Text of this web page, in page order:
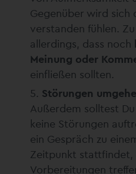
Gegenüber wird sich
verstanden fühlen.
allerdings, dass noch
Meinung oder
einfließen sollten.
Störungen
Außerdem solltest
keine Störungen
ein Gespräch zu
Zeitpunkt stattfindet,
Vorbereitungen